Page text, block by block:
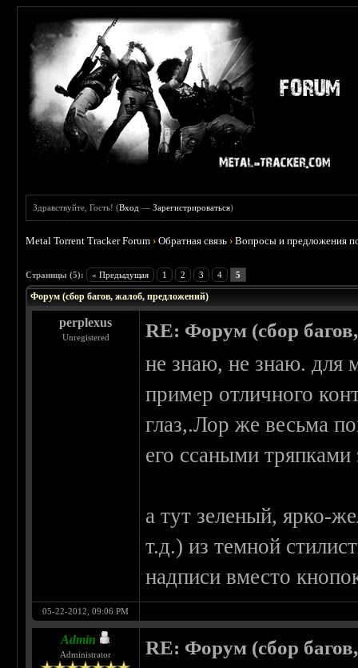
Здравствуйте, Гость! (Вход —Зарегистрироваться)
Metal Torrent Tracker Forum ›Обратная связь ›Вопросы и предложения
Страницы (5): « Предыдущая 1 2 3 4 5
Форум (сбор багов, жалоб, предложений)
perplexus
Unregistered RE: Форум (сбор
не знаю, не знаю. для
пример отличного
глаз,.Лор же весьма
его ссаными тряпками
а тут зеленый, ярко-
т.д.) из темной
надписи вместо
05-22-2012, 09:06 PM
Admin
Administrator RE: Форум (сбор